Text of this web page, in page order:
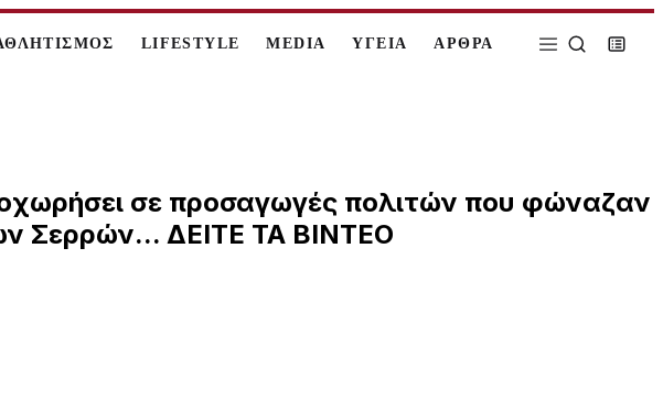
LIFESTYLE MEDIA ΥΓΕΙΑ ΑΡΘΡΑ
σε προσαγωγές πολιτών που φώναζαν
Σερρών... ΔΕΙΤΕ ΤΑ ΒΙΝΤΕΟ